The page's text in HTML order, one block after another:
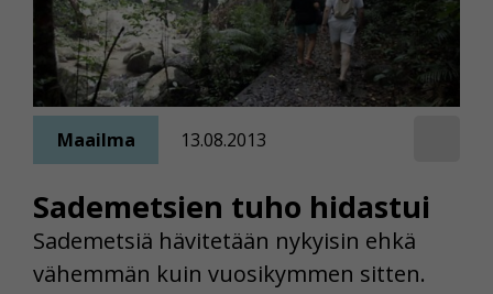
Sademetsien tuho hidastui
Maailma 13.08.2013
Sademetsiä hävitetään nykyisin ehkä
vähemmän kuin vuosikymmen sitten.